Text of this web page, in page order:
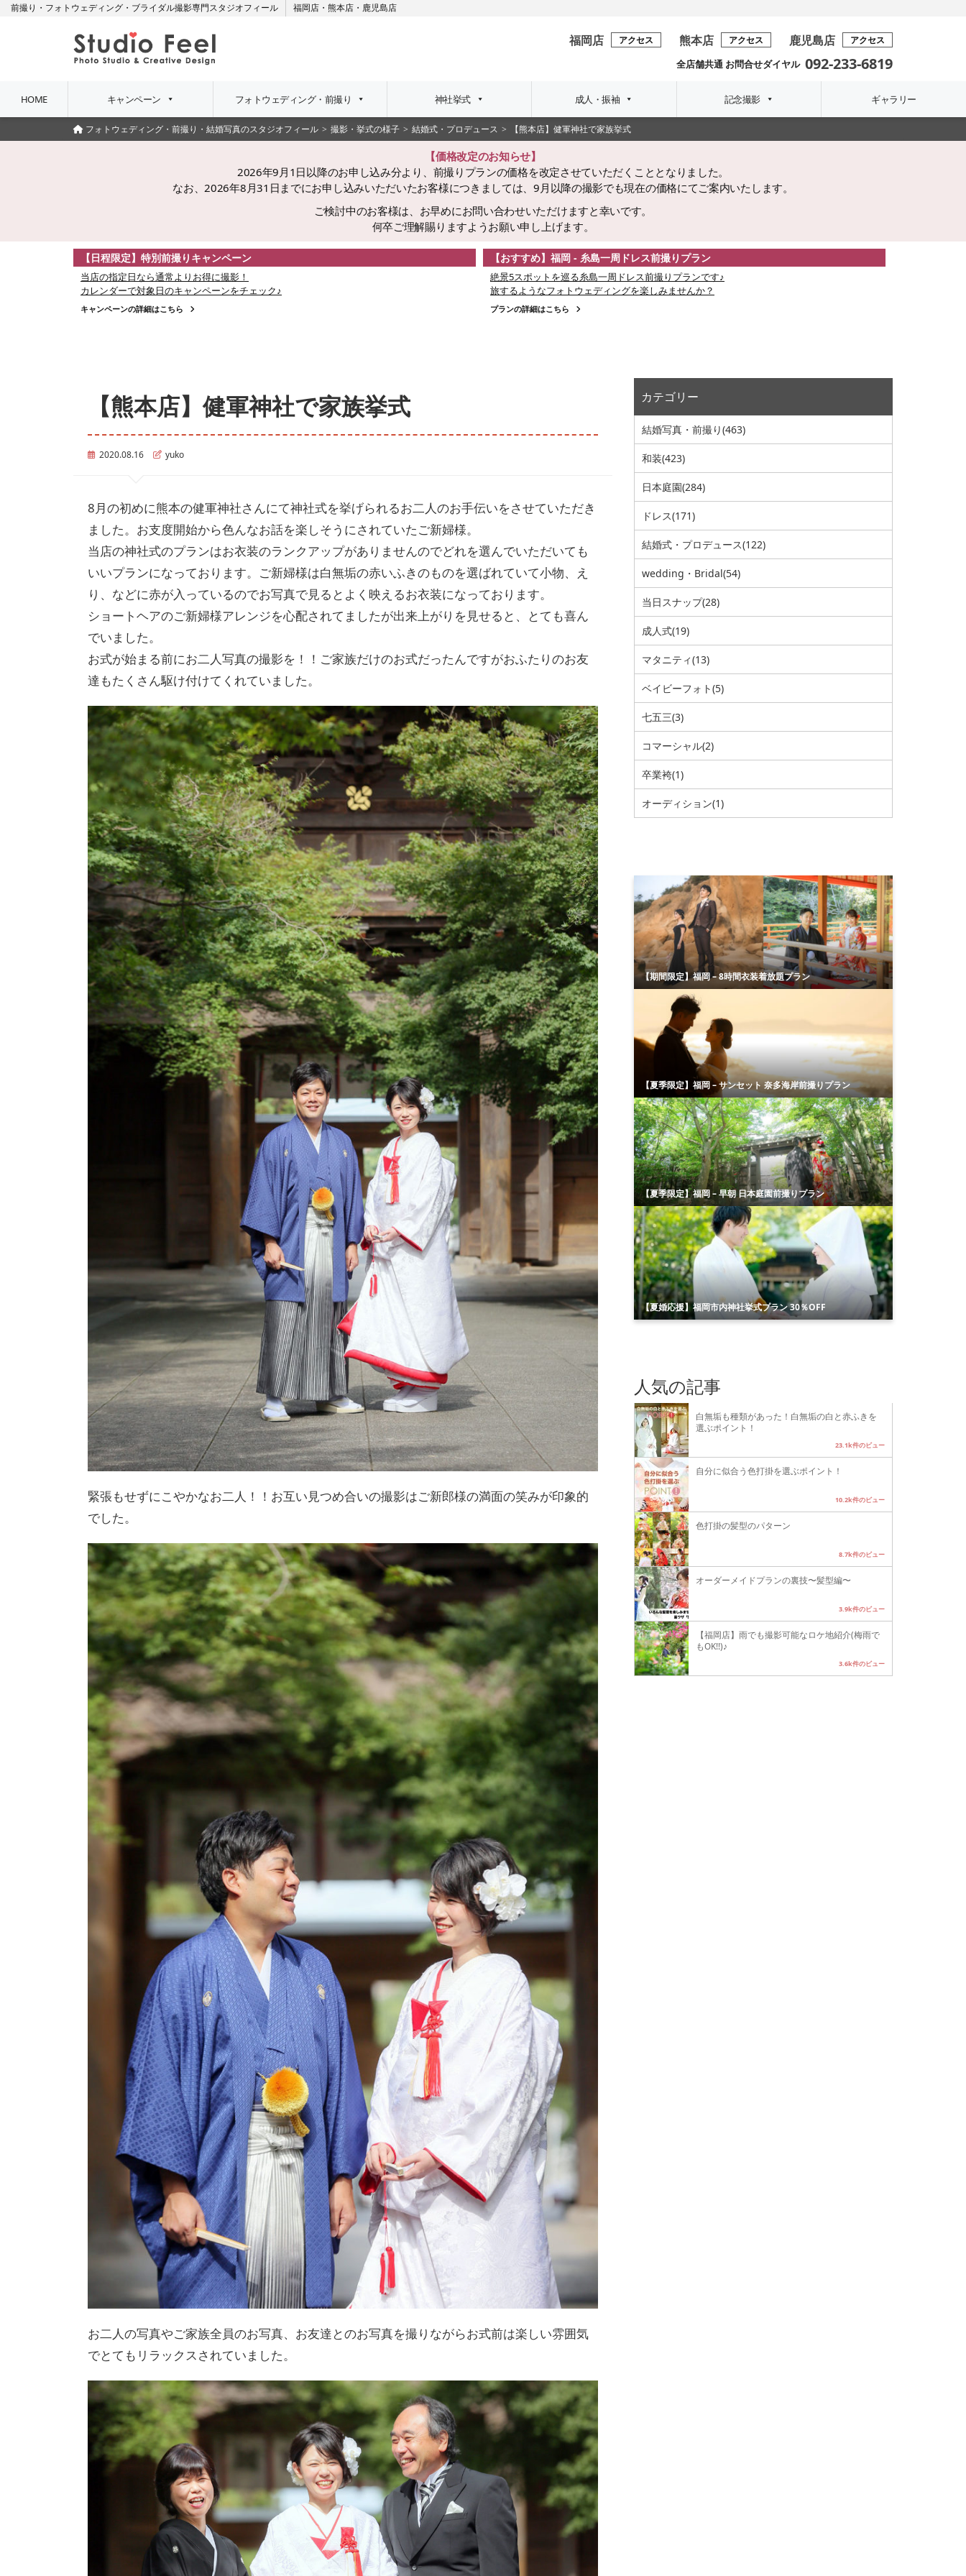
前撮り・フォトウェディング・ブライダル撮影専門スタジオフィール 福岡店 ・ 熊本店 ・ 鹿児島店
福岡店 アクセス 熊本店 アクセス 鹿児島店 アクセス
全店舗共通 お問合せダイヤル 092-233-6819
HOME キャンペーン フォトウェディング・前撮り 神社挙式 成人・振袖 記念撮影 ギャラリー
フォトウェディング・前撮り・結婚写真のスタジオフィール 撮影・挙式の様子 結婚式・プロデュース 【熊本店】健軍神社で家族挙式
【価格改定のお知らせ】
2026年9月1日以降のお申し込み分より、前撮りプランの価格を改定させていただくこととなりました。
なお、2026年8月31日までにお申し込みいただいたお客様につきましては、9月以降の撮影でも現在の価格にてご案内いたします。
ご検討中のお客様は、お早めにお問い合わせいただけますと幸いです。
何卒ご理解賜りますようお願い申し上げます。
【日程限定】特別前撮りキャンペーン
当店の指定日なら通常よりお得に撮影！
カレンダーで対象日のキャンペーンをチェック♪
キャンペーンの詳細はこちら
【おすすめ】福岡 - 糸島一周ドレス前撮りプラン
絶景5スポットを巡る糸島一周ドレス前撮りプランです♪
旅するようなフォトウェディングを楽しみませんか？
プランの詳細はこちら
【熊本店】健軍神社で家族挙式
2020.08.16 yuko
8月の初めに熊本の健軍神社さんにて神社式を挙げられるお二人のお手伝いをさせていただき
ました。お支度開始から色んなお話を楽しそうにされていたご新婦様。
当店の神社式のプランはお衣装のランクアップがありませんのでどれを選んでいただいても
いいプランになっております。ご新婦様は白無垢の赤いふきのものを選ばれていて小物、え
り、などに赤が入っているのでお写真で見るとよく映えるお衣装になっております。
ショートヘアのご新婦様アレンジを心配されてましたが出来上がりを見せると、とても喜ん
でいました。
お式が始まる前にお二人写真の撮影を！！ご家族だけのお式だったんですがおふたりのお友
達もたくさん駆け付けてくれていました。
緊張もせずにこやかなお二人！！お互い見つめ合いの撮影はご新郎様の満面の笑みが印象的
でした。
お二人の写真やご家族全員のお写真、お友達とのお写真を撮りながらお式前は楽しい雰囲気
でとてもリラックスされていました。
カテゴリー
結婚写真・前撮り(463)
和装(423)
日本庭園(284)
ドレス(171)
結婚式・プロデュース(122)
wedding・Bridal(54)
当日スナップ(28)
成人式(19)
マタニティ(13)
ベイビーフォト(5)
七五三(3)
コマーシャル(2)
卒業袴(1)
オーディション(1)
【期間限定】福岡 – 8時間衣装着放題プラン
【夏季限定】福岡 – サンセット 奈多海岸前撮りプラン
【夏季限定】福岡 – 早朝 日本庭園前撮りプラン
【夏婚応援】福岡市内神社挙式プラン 30％OFF
人気の記事
白無垢も種類があった！白無垢の白と赤ふきを
選ぶポイント！
23.1k件のビュー
自分に似合う色打掛を選ぶポイント！
10.2k件のビュー
色打掛の髪型のパターン
8.7k件のビュー
オーダーメイドプランの裏技〜髪型編〜
3.9k件のビュー
【福岡店】雨でも撮影可能なロケ地紹介(梅雨で
もOK!!)♪
3.6k件のビュー